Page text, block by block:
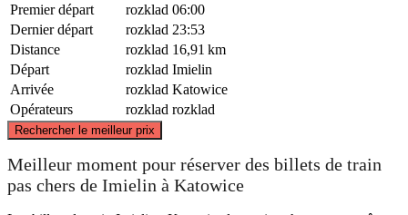
Premier départ
rozklad 06:00
Dernier départ
rozklad 23:53
Distance
rozklad 16,91 km
Départ
rozklad Imielin
Arrivée
rozklad Katowice
Opérateurs
rozklad rozklad
Rechercher le meilleur prix
©
Meilleur moment pour réserver des billets de train
pas chers de Imielin à Katowice